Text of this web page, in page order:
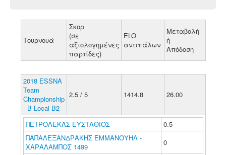
Τουρνουά
Σκορ
(σε
αξιολογημένες
παρτίδες)
ELO
αντιπάλων
Μεταβολή
ή
Απόδοση
2018 ESSNA
Team
Championship
- B Local B2
2.5 / 5 1414.8 26.00
ΠΕΤΡΟΛΕΚΑΣ ΕΥΣΤΑΘΙΟΣ
0.5
ΠΑΠΑΛΕΞΑΝΔΡΑΚΗΣ ΕΜΜΑΝΟΥΗΛ -
ΧΑΡΑΛΑΜΠΟΣ 1499
0